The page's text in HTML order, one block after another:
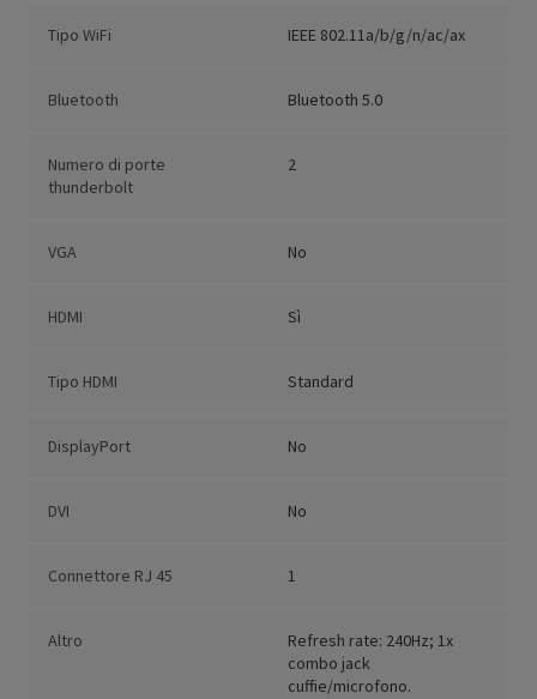
Tipo WiFi IEEE 802.11a/b/g/n/ac/ax
Bluetooth Bluetooth 5.0
Numero di porte
thunderbolt
2
VGA No
HDMI Sì
Tipo HDMI Standard
DisplayPort No
DVI No
Connettore RJ 45 1
Altro
Refresh rate: 240Hz; 1x
combo jack
cuffie/microfono.